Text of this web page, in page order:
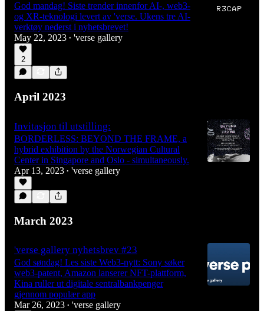
God mandag! Siste trender innenfor AI-, web3-
og XR-teknologi levert av 'verse. Ukens tre AI-
verktøy nederst i nyhetsbrevet!
May 22, 2023 • 'verse gallery
2
April 2023
Invitasjon til utstilling:
BORDERLESS: BEYOND THE FRAME, a
hybrid exhibition by the Norwegian Cultural
Center in Singapore and Oslo - simultaneously.
Apr 13, 2023 • 'verse gallery
March 2023
'verse gallery nyhetsbrev #23
God søndag! Les siste Web3-nytt: Sony søker
web3-patent, Amazon lanserer NFT-plattform,
Kina ruller ut digitale sentralbankpenger
gjennom populær app
Mar 26, 2023 • 'verse gallery